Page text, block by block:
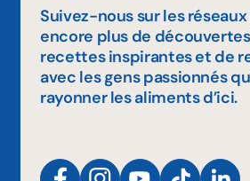
Suivez-nous sur les
encore plus de
recettes inspirantes et de
avec les gens passionnés
rayonner les aliments d’ici.